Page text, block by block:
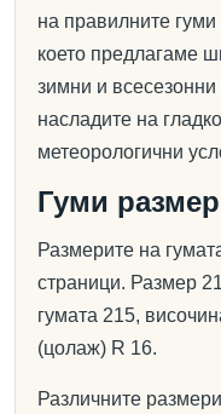
на правилните
което предлагаме
зимни и
насладите на
метеорологични
Гуми
Размерите на
страници. Размер
гумата 215,
(цолаж) R 16.
Различните